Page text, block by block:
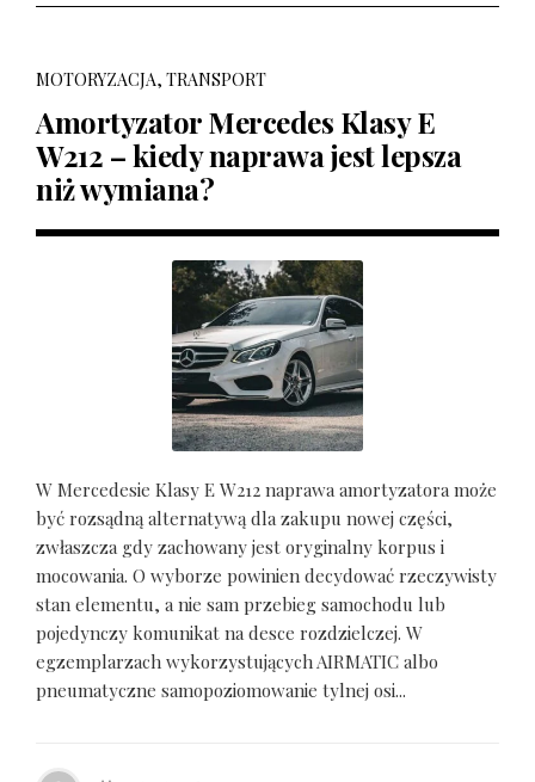
MOTORYZACJA, TRANSPORT
Amortyzator Mercedes Klasy E
W212 – kiedy naprawa jest lepsza
niż wymiana?
W Mercedesie Klasy E W212 naprawa amortyzatora może
być rozsądną alternatywą dla zakupu nowej części,
zwłaszcza gdy zachowany jest oryginalny korpus i
mocowania. O wyborze powinien decydować rzeczywisty
stan elementu, a nie sam przebieg samochodu lub
pojedynczy komunikat na desce rozdzielczej. W
egzemplarzach wykorzystujących AIRMATIC albo
pneumatyczne samopoziomowanie tylnej osi...